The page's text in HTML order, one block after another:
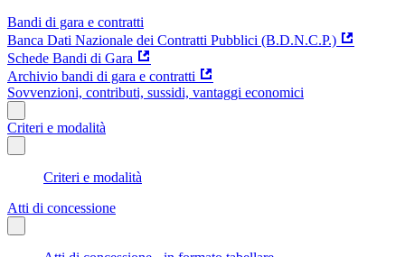
Bandi di gara e contratti
Banca Dati Nazionale dei Contratti Pubblici (B.D.N.C.P.)
Schede Bandi di Gara
Archivio bandi di gara e contratti
Sovvenzioni, contributi, sussidi, vantaggi economici
Criteri e modalità
Criteri e modalità
Atti di concessione